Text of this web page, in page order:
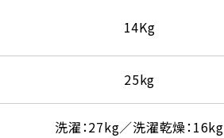
14Kg
25kg
洗濯：27kg／洗濯乾燥：16kg